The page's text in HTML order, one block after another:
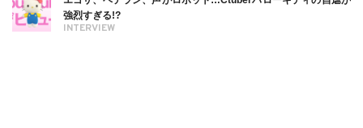
INTERVIEW
強烈すぎる!?